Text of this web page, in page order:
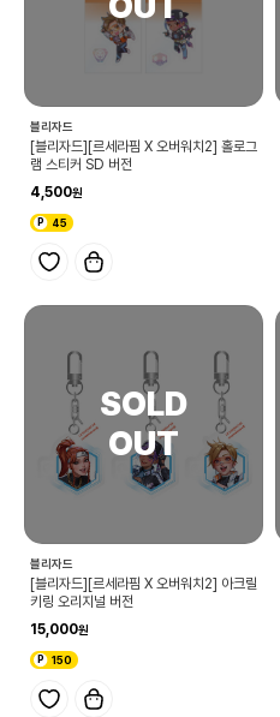
블리자드
[블리자드][르세라핌 X 오버워치2] 홀로그
램 스티커 SD 버전
4,500
45
블리자드
[블리자드][르세라핌 X 오버워치2] 아크릴
키링 오리지널 버전
15,000
150